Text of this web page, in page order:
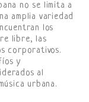
no se limita a
amplia variedad
los
libre, las
corporativos.
y
al
urbana.